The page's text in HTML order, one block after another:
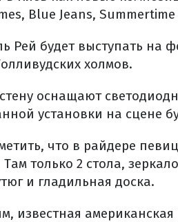
Blue Jeans,
Рей будет выступать на
холмов.
оснащают
установки на сцене
что в райдере
Там только 2 стола,
и гладильная доска.
известная